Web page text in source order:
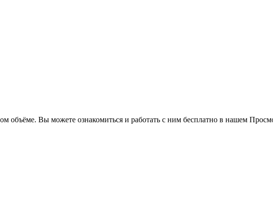
объёме. Вы можете ознакомиться и работать с ним бесплатно в нашем